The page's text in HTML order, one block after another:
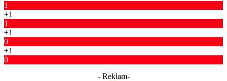
1
+1
1
+1
0
+1
0
- Reklam-